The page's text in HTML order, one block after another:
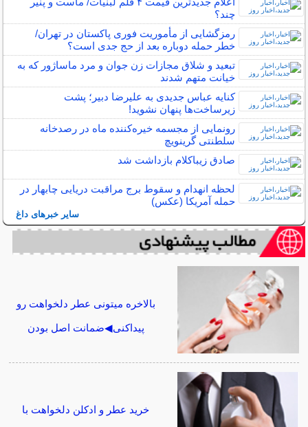
چند؟
رمزگشایی از مأموریت فوری پاکستان در تهران/
خطر حمله دوباره بعد از حج جدی است؟
تبعید و شلاق مجازات زن جوان و مرد ماساژور که به
خیانت متهم شدند
کنایه عباس جدیدی به علیرضا دبیر؛ پشت
زیرساخت‌ها پنهان نشوید!
رونمایی از مجسمه خیره‌کننده ماه در رصدخانه
سلطنتی گرینویچ
صادق زیباکلام بازداشت شد
لحظه انهدام و سقوط برج مراقبت دریایی چابهار در
حمله آمریکا (عکس)
سایر خبرهای داغ
بالاخره میتونی عطر دلخواهت رو
پیداکنی◀ضمانت اصل بودن
خرید عطر و ادکلن دلخواهت با